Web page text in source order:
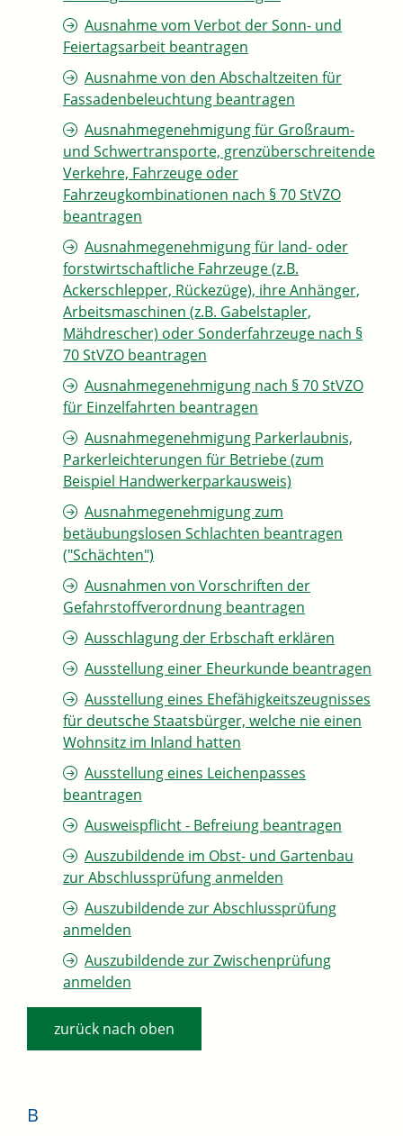
Ausnahme vom Verbot der Sonn- und
Feiertagsarbeit beantragen
Ausnahme von den Abschaltzeiten für
Fassadenbeleuchtung beantragen
Ausnahmegenehmigung für Großraum-
und Schwertransporte, grenzüberschreitende
Verkehre, Fahrzeuge oder
Fahrzeugkombinationen nach § 70 StVZO
beantragen
Ausnahmegenehmigung für land- oder
forstwirtschaftliche Fahrzeuge (z.B.
Ackerschlepper, Rückezüge), ihre Anhänger,
Arbeitsmaschinen (z.B. Gabelstapler,
Mähdrescher) oder Sonderfahrzeuge nach §
70 StVZO beantragen
Ausnahmegenehmigung nach § 70 StVZO
für Einzelfahrten beantragen
Ausnahmegenehmigung Parkerlaubnis,
Parkerleichterungen für Betriebe (zum
Beispiel Handwerkerparkausweis)
Ausnahmegenehmigung zum
betäubungslosen Schlachten beantragen
("Schächten")
Ausnahmen von Vorschriften der
Gefahrstoffverordnung beantragen
Ausschlagung der Erbschaft erklären
Ausstellung einer Eheurkunde beantragen
Ausstellung eines Ehefähigkeitszeugnisses
für deutsche Staatsbürger, welche nie einen
Wohnsitz im Inland hatten
Ausstellung eines Leichenpasses
beantragen
Ausweispflicht - Befreiung beantragen
Auszubildende im Obst- und Gartenbau
zur Abschlussprüfung anmelden
Auszubildende zur Abschlussprüfung
anmelden
Auszubildende zur Zwischenprüfung
anmelden
zurück nach oben
B